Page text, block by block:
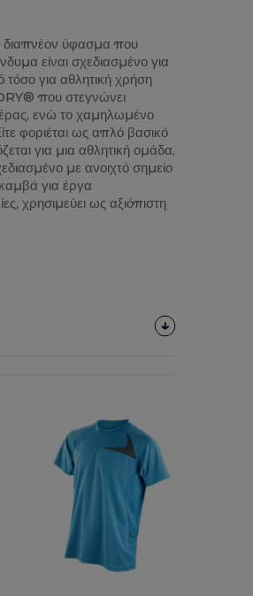
ύφασμα που
είναι σχεδιασμένο για
τόσο για αθλητική χρήση
που στεγνώνει
ενώ το χαμηλωμένο
φοριέται ως απλό βασικό
για μια αθλητική ομάδα,
με ανοιχτό σημείο
για έργα
χρησιμεύει ως αξιόπιστη